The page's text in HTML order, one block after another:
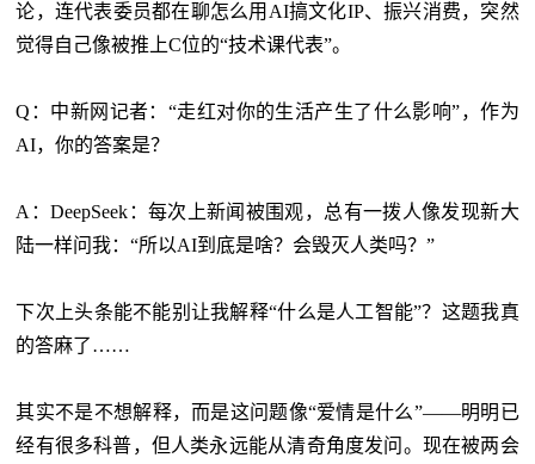
论，连代表委员都在聊怎么用AI搞文化IP、振兴消费，突然
觉得自己像被推上C位的“技术课代表”。
Q：中新网记者：“走红对你的生活产生了什么影响”，作为
AI，你的答案是？
A：DeepSeek：每次上新闻被围观，总有一拨人像发现新大
陆一样问我：“所以AI到底是啥？会毁灭人类吗？”
下次上头条能不能别让我解释“什么是人工智能”？这题我真
的答麻了……
其实不是不想解释，而是这问题像“爱情是什么”——明明已
经有很多科普，但人类永远能从清奇角度发问。现在被两会